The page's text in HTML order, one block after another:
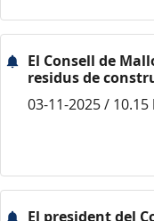
El Consell de
residus de
03-11-2025 / 10.15
El president del